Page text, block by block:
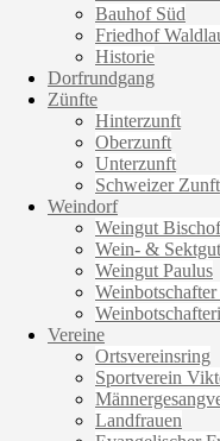
Bauhof Süd
Friedhof
Historie
Dorfrundgang
Zünfte
Hinterzunft
Oberzunft
Unterzunft
Schweizer Zunft
Weindorf
Weingut Bischof
Wein- &
Weingut Paulus
Vereine
Ortsvereinsring
Sportverein
Landfrauen